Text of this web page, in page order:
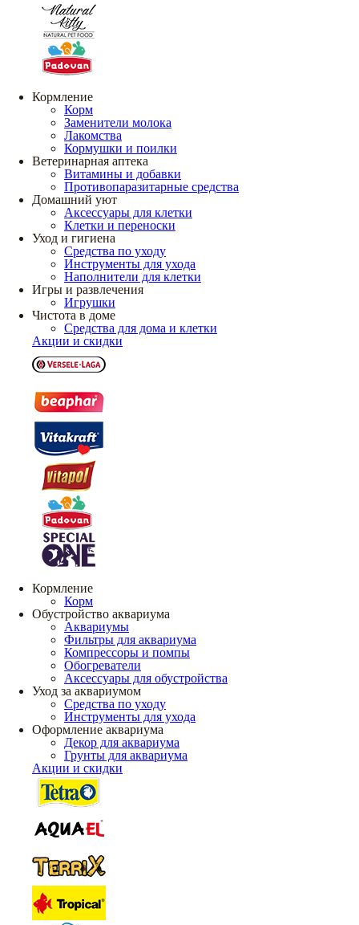
Кормление
Корм
Заменители молока
Лакомства
Кормушки и поилки
Ветеринарная аптека
Витамины и добавки
Противопаразитарные средства
Домашний уют
Аксессуары для клетки
Клетки и переноски
Уход и гигиена
Средства по уходу
Инструменты для ухода
Наполнители для клетки
Игры и развлечения
Игрушки
Чистота в доме
Средства для дома и клетки
Акции и скидки
Кормление
Корм
Обустройство аквариума
Аквариумы
Фильтры для аквариума
Компрессоры и помпы
Обогреватели
Аксессуары для обустройства
Уход за аквариумом
Средства по уходу
Инструменты для ухода
Оформление аквариума
Декор для аквариума
Грунты для аквариума
Акции и скидки